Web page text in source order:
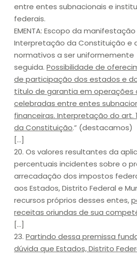
entre entes subnacionais e
federais.
EMENTA: Escopo da
Interpretação da Constituição e
normativos a ser uniformemente
seguida. Possibilidade de
de participação dos estados e
título de garantia em operações
celebradas entre entes
financeiras. Interpretação do art.
da Constituição.” (destacamos)
[…]
20. Os valores resultantes da
percentuais incidentes sobre o
arrecadação dos impostos
aos Estados, Distrito Federal e
recursos próprios desses entes,
receitas oriundas de sua
[…]
23. Partindo dessa premissa
dúvida que Estados, Distrito